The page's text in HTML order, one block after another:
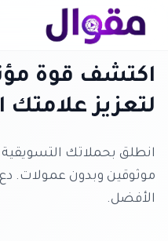
اكتشف قوة
لتعزيز علامتك
انطلق بحملاتك
موثوقين وبدون عمولات.
الأفضل.